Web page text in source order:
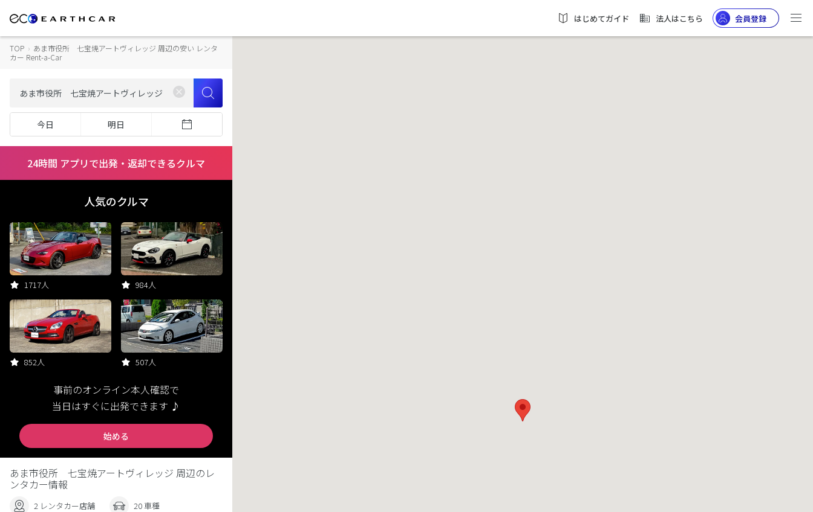
はじめてガイド 法人はこちら 会員登録
TOP › あま市役所 七宝焼アートヴィレッジ 周辺の安い レンタ
カー Rent-a-Car
今日 明日
24時間 アプリで出発・返却できるクルマ
人気のクルマ
1717人 984人
852人 507人
事前のオンライン本人確認で
当日はすぐに出発できます ♪
始める
あま市役所 七宝焼アートヴィレッジ 周辺のレ
ンタカー情報
2 レンタカー店舗 20 車種